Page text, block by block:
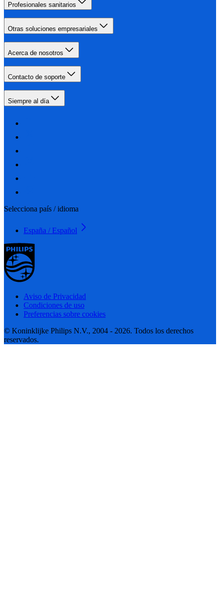
Profesionales sanitarios
Otras soluciones empresariales
Acerca de nosotros
Contacto de soporte
Siempre al día
Selecciona país / idioma
España / Español
Aviso de Privacidad
Condiciones de uso
Preferencias sobre cookies
© Koninklijke Philips N.V., 2004 - 2026. Todos los derechos
reservados.